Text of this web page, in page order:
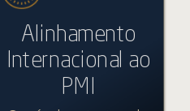
Alinhamento
Internacional ao
PMI